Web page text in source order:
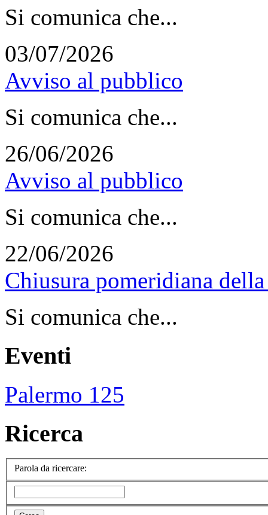
Si comunica che...
03/07/2026
Avviso al pubblico
Si comunica che...
26/06/2026
Avviso al pubblico
Si comunica che...
22/06/2026
Chiusura pomeridiana
Si comunica che...
Eventi
Palermo 125
Ricerca
Parola da ricercare: